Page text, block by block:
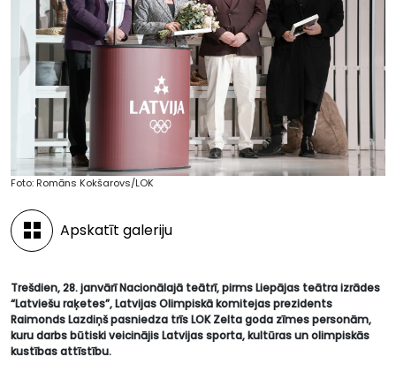
Foto: Romāns Kokšarovs/LOK
Apskatīt galeriju
Trešdien, 28. janvārī Nacionālajā teātrī, pirms Liepājas teātra izrādes
“Latviešu raķetes”, Latvijas Olimpiskā komitejas prezidents
Raimonds Lazdiņš pasniedza trīs LOK Zelta goda zīmes personām,
kuru darbs būtiski veicinājis Latvijas sporta, kultūras un olimpiskās
kustības attīstību.